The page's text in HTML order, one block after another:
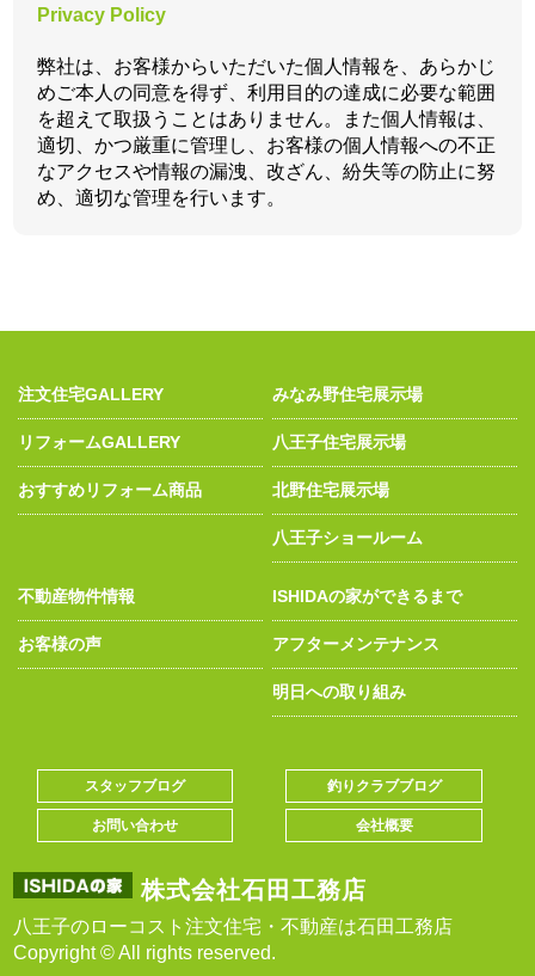
Privacy Policy
弊社は、お客様からいただいた個人情報を、あらかじ
めご本人の同意を得ず、利用目的の達成に必要な範囲
を超えて取扱うことはありません。また個人情報は、
適切、かつ厳重に管理し、お客様の個人情報への不正
なアクセスや情報の漏洩、改ざん、紛失等の防止に努
め、適切な管理を行います。
注文住宅GALLERY
リフォームGALLERY
おすすめリフォーム商品
みなみ野住宅展示場
八王子住宅展示場
北野住宅展示場
八王子ショールーム
不動産物件情報
お客様の声
ISHIDAの家ができるまで
アフターメンテナンス
明日への取り組み
株式会社石田工務店
八王子のローコスト注文住宅・不動産は石田工務店
Copyright © All rights reserved.
スタッフブログ 釣りクラブブログ
お問い合わせ 会社概要